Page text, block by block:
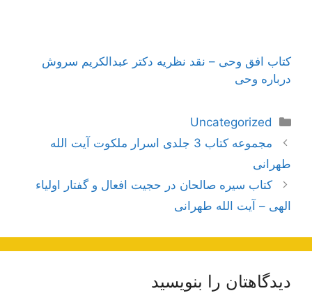
کتاب افق وحی – نقد نظريه دکتر عبدالكريم سروش
درباره وحى
دسته‌ها
Uncategorized
ناوبری
نوشته‌ها
مجموعه کتاب 3 جلدی اسرار ملکوت آیت الله
طهرانی
کتاب سیره صالحان در حجیت افعال و گفتار اولیاء
الهی – آیت الله طهرانی
دیدگاهتان را بنویسید